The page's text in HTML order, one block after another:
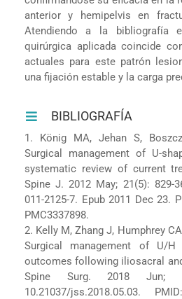
anterior y hemipelvis en
Atendiendo a la bibliografía
quirúrgica aplicada coincide
actuales para este patrón
una fijación estable y la carga
BIBLIOGRAFÍA
1. König MA, Jehan S,
Surgical management of U-
systematic review of current
Spine J. 2012 May; 21(5): 829-
011-2125-7. Epub 2011 Dec 23.
PMC3337898.
2. Kelly M, Zhang J, Humphrey
Surgical management of U/
outcomes following iliosacral
Spine Surg. 2018 Jun;
10.21037/jss.2018.05.03.